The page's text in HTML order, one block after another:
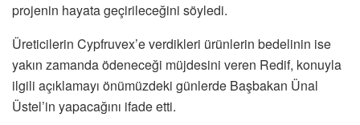
projenin hayata geçirileceğini söyledi.
Üreticilerin Cypfruvex’e verdikleri ürünlerin bedelinin ise
yakın zamanda ödeneceği müjdesini veren Redif, konuyla
ilgili açıklamayı önümüzdeki günlerde Başbakan Ünal
Üstel’in yapacağını ifade etti.